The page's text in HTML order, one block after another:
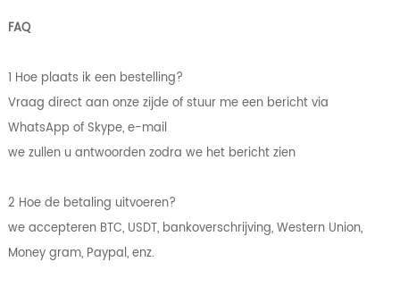
FAQ
1 Hoe plaats ik een bestelling?
Vraag direct aan onze zijde of stuur me een bericht via
WhatsApp of Skype, e-mail
we zullen u antwoorden zodra we het bericht zien
2 Hoe de betaling uitvoeren?
we accepteren BTC, USDT, bankoverschrijving, Western Union,
Money gram, Paypal, enz.